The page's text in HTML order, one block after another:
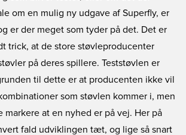
om en mulig ny udgave af Superfly, er
er der meget som tyder på det. Det er
trick, at de store støvleproducenter
på deres spillere. Teststøvlen er
til dette er at producenten ikke vil
som støvlen kommer i, men
markere at en nyhed er på vej. Her på
fald udviklingen tæt, og lige så snart